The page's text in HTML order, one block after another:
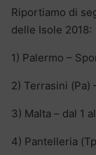
Riportiamo di
delle Isole 2018:
1) Palermo –
2) Terrasini (Pa)
3) Malta – dal 1
4) Pantelleria